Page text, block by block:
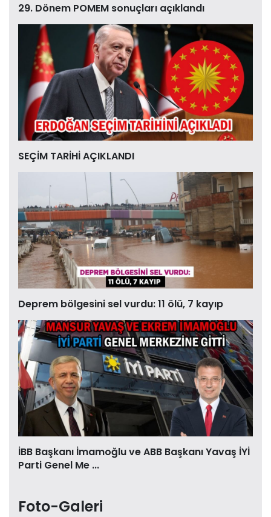
29. Dönem POMEM sonuçları açıklandı
SEÇİM TARİHİ AÇIKLANDI
Deprem bölgesini sel vurdu: 11 ölü, 7 kayıp
İBB Başkanı İmamoğlu ve ABB Başkanı Yavaş İYİ
Parti Genel Me ...
Foto-Galeri